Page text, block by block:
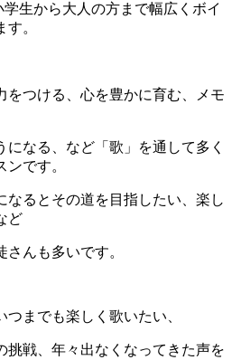
生から大人の方まで幅広くボイ
。
をつける、心を豊かに育む、メモ
なる、など「歌」を通して多く
です。
なるとその道を目指したい、楽し
ど
んも多いです。
までも楽しく歌いたい、
挑戦、年々出なくなってきた声を